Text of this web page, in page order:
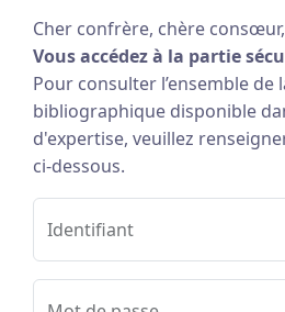
Cher confrère, chère consœur,
Vous accédez à la partie
Pour consulter l’ensemble de
bibliographique disponible
d'expertise, veuillez
ci-dessous.
Identifiant